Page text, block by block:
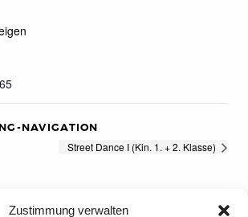
Zustimmung verwalten
NAVIGATION
Street Dance I (Kin. 1. + 2. Klasse)